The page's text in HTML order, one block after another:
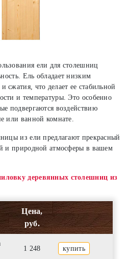
ели для столешниц
Ель обладает низким
что делает ее стабильной
и температуры. Это особенно
подвергаются воздействию
или ванной комнате.
из ели предлагают прекрасный
и природной атмосферы в вашем
деревянных столешниц из
Цена,
руб.
1 248 купить